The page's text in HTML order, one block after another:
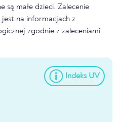
są małe dzieci. Zalecenie
na informacjach z
zgodnie z zaleceniami
Indeks UV